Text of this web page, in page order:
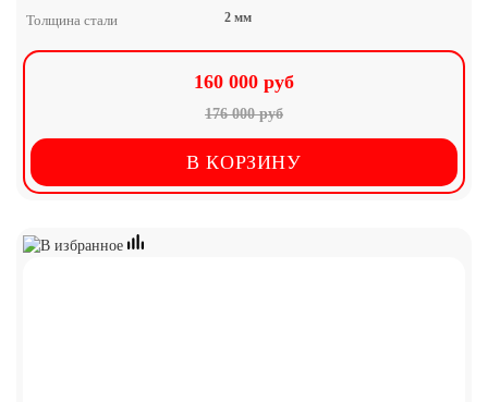
Толщина стали 2 мм
160 000 руб
176 000 руб
В КОРЗИНУ